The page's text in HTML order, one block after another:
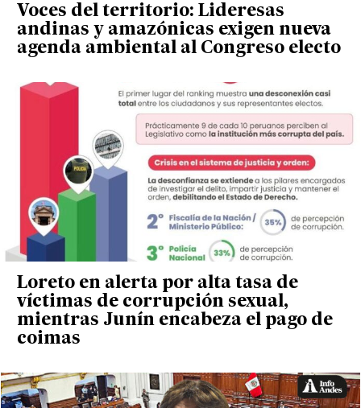
Voces del territorio: Lideresas
andinas y amazónicas exigen nueva
agenda ambiental al Congreso electo
Loreto en alerta por alta tasa de
víctimas de corrupción sexual,
mientras Junín encabeza el pago de
coimas